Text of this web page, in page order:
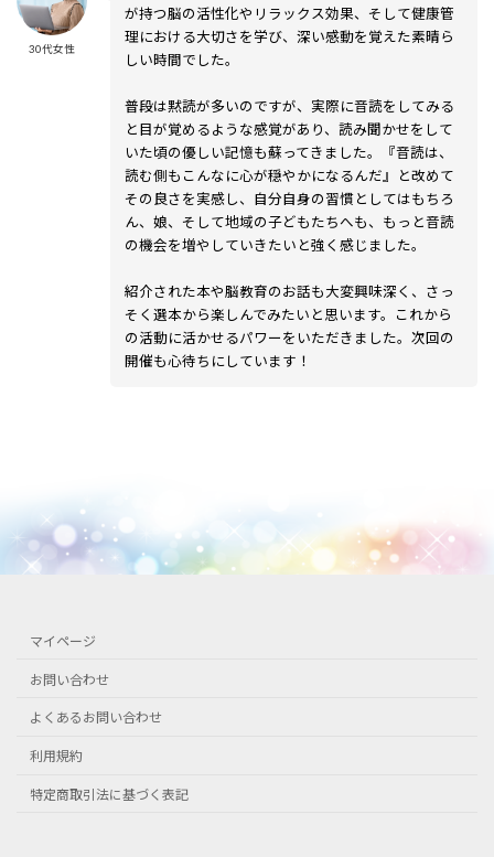
30代女性
が持つ脳の活性化やリラックス効果、そして健康管
理における大切さを学び、深い感動を覚えた素晴ら
しい時間でした。
普段は黙読が多いのですが、実際に音読をしてみる
と目が覚めるような感覚があり、読み聞かせをして
いた頃の優しい記憶も蘇ってきました。『音読は、
読む側もこんなに心が穏やかになるんだ』と改めて
その良さを実感し、自分自身の習慣としてはもちろ
ん、娘、そして地域の子どもたちへも、もっと音読
の機会を増やしていきたいと強く感じました。
紹介された本や脳教育のお話も大変興味深く、さっ
そく選本から楽しんでみたいと思います。これから
の活動に活かせるパワーをいただきました。次回の
開催も心待ちにしています！
マイページ
お問い合わせ
よくあるお問い合わせ
利用規約
特定商取引法に基づく表記